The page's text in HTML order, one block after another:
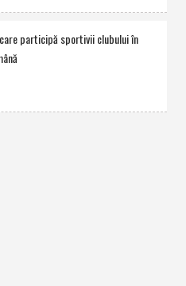
participă sportivii clubului în